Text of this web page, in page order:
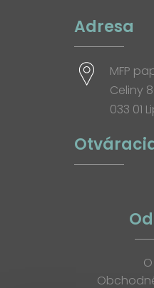
Adresa
MFP
Celiny
033 01